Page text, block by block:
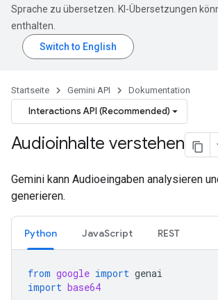
Sprache zu übersetzen. KI-Übersetzungen
enthalten.
Startseite Gemini API Dokumentation
Interactions API (Recommended)
Audioinhalte verstehen
Gemini kann Audioeingaben analysieren
generieren.
Python JavaScript REST
from google import genai
import base64